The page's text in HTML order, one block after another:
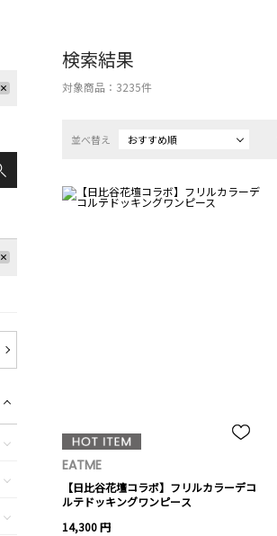
検索結果
対象商品： 3235件
並べ替え おすすめ順
EATME
【日比谷花壇コラボ】フリルカラーデコ
ルテドッキングワンピース
14,300 円